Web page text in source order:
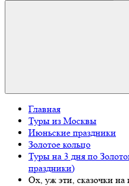
Главная
Туры из Москвы
Июньские праздники
Золотое кольцо
Туры на 3 дня по
праздники)
Ох, уж эти, сказочки на